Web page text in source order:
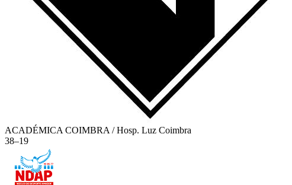
ACADÉMICA COIMBRA / Hosp. Luz Coimbra
38–19